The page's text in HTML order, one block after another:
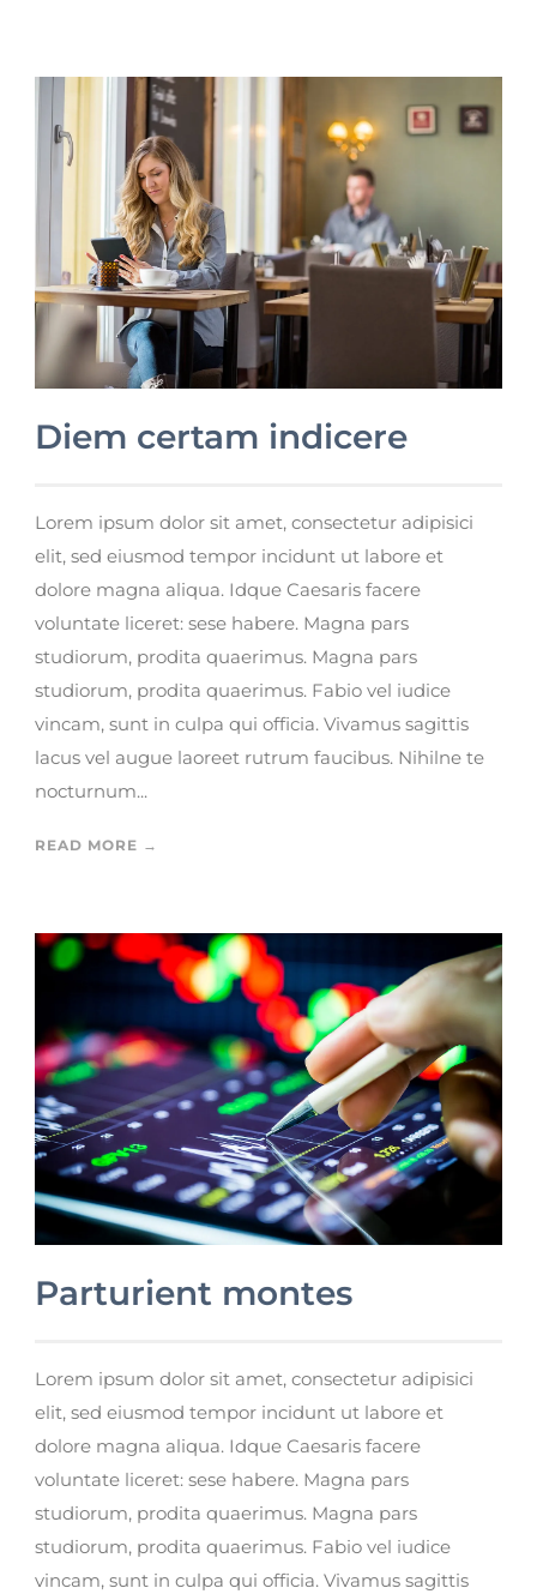
Diem certam indicere
Lorem ipsum dolor sit amet, consectetur adipisici
elit, sed eiusmod tempor incidunt ut labore et
dolore magna aliqua. Idque Caesaris facere
voluntate liceret: sese habere. Magna pars
studiorum, prodita quaerimus. Magna pars
studiorum, prodita quaerimus. Fabio vel iudice
vincam, sunt in culpa qui officia. Vivamus sagittis
lacus vel augue laoreet rutrum faucibus. Nihilne te
nocturnum...
READ MORE →
Parturient montes
Lorem ipsum dolor sit amet, consectetur adipisici
elit, sed eiusmod tempor incidunt ut labore et
dolore magna aliqua. Idque Caesaris facere
voluntate liceret: sese habere. Magna pars
studiorum, prodita quaerimus. Magna pars
studiorum, prodita quaerimus. Fabio vel iudice
vincam, sunt in culpa qui officia. Vivamus sagittis